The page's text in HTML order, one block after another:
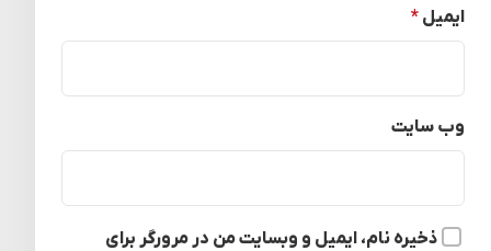
ایمیل *
وب‌ سایت
ذخیره نام، ایمیل و وبسایت من در مرورگر برای